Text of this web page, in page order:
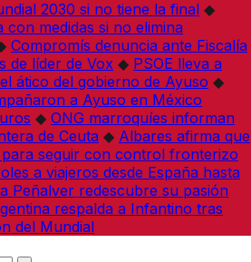
2030 si no tiene la final ◆
con medidas si no elimina
Compromís denuncia ante Fiscalía
de líder de Vox ◆ PSOE lleva a
ático del gobierno de Ayuso ◆
a Ayuso en México
◆ ONG marroquíes informan
de Ceuta ◆ Albares afirma que
seguir con control fronterizo
a viajeros desde España hasta
Peñalver redescubre su pasión
respalda a Infantino tras
del Mundial